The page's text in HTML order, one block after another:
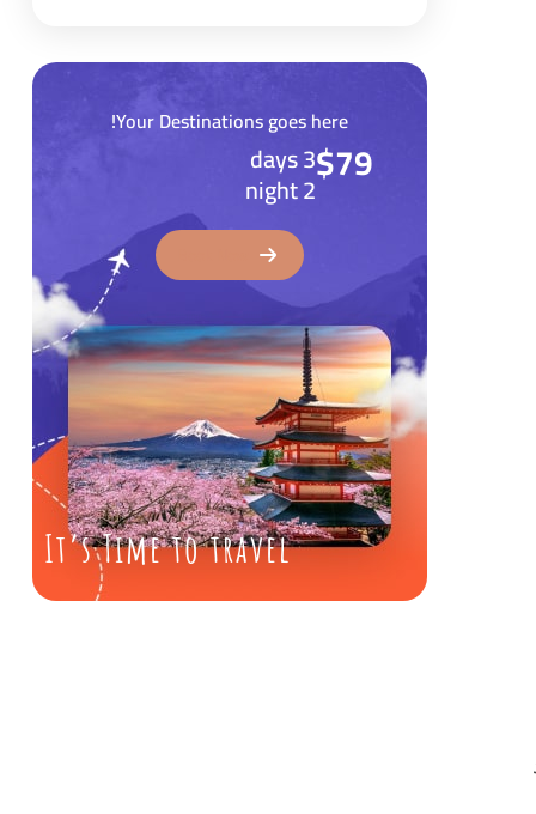
Your Destinations goes here!
$79
3 days
2 night
It’s Time to travel